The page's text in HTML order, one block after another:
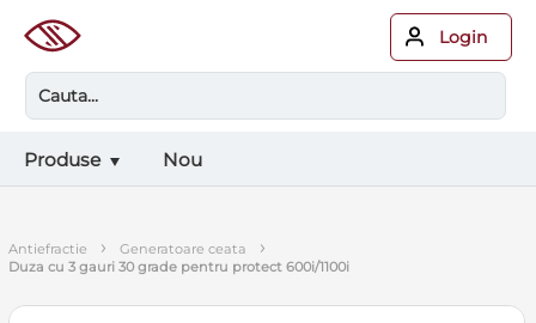
Login
Produse Nou
antiefractie › generatoare ceata ›
duza cu 3 gauri 30 grade pentru protect 600i/1100i